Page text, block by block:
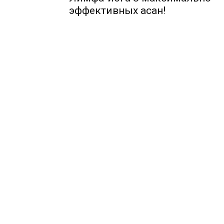
эффективных асан!